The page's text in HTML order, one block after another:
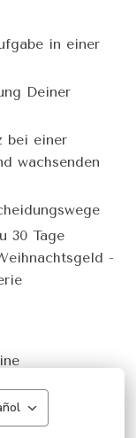
in einer
Deiner
bei einer
wachsenden
30 Tage
-
- Wir freuen